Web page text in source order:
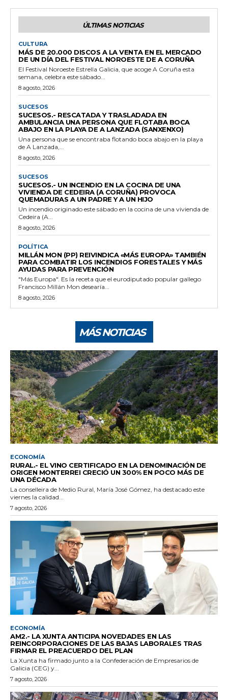
ÚLTIMAS NOTICIAS
CULTURA
MÁS DE 20.000 DISCOS A LA VENTA EN EL MERCADO
DE UN DÍA DEL FESTIVAL NOROESTE DE A CORUÑA
El Festival Noroeste Estrella Galicia, que acoge A Coruña esta
semana, celebra este sábado...
8 agosto, 2026
SUCESOS
SUCESOS.- RESCATADA Y TRASLADADA EN
AMBULANCIA UNA PERSONA QUE FLOTABA BOCA
ABAJO EN LA PLAYA DE A LANZADA (SANXENXO)
Una persona que se encontraba flotando boca abajo en la playa
de A Lanzada,...
8 agosto, 2026
SUCESOS
SUCESOS.- UN INCENDIO EN LA COCINA DE UNA
VIVIENDA DE CEDEIRA (A CORUÑA) PROVOCA
QUEMADURAS A UN PADRE Y A UN HIJO
Un incendio originado este sábado en la cocina de una vivienda de
Cedeira (A...
8 agosto, 2026
POLÍTICA
MILLÁN MON (PP) REIVINDICA «MÁS EUROPA» TAMBIÉN
PARA COMBATIR LOS INCENDIOS FORESTALES Y MÁS
AYUDAS PARA PREVENCIÓN
"Más Europa". Es la receta que el eurodiputado popular gallego
Francisco Millán Mon desearía...
8 agosto, 2026
MÁS NOTICIAS
ECONOMÍA
RURAL.- EL VINO CERTIFICADO EN LA DENOMINACIÓN DE
ORIGEN MONTERREI CRECIÓ UN 300% EN POCO MÁS DE
UNA DÉCADA
La conselleira de Medio Rural, María José Gómez, ha destacado este
viernes la calidad...
7 agosto, 2026
ECONOMÍA
AM2.- LA XUNTA ANTICIPA NOVEDADES EN LAS
REINCORPORACIONES DE LAS BAJAS LABORALES TRAS
FIRMAR EL PREACUERDO DEL PLAN
La Xunta ha firmado junto a la Confederación de Empresarios de
Galicia (CEG) y...
7 agosto, 2026